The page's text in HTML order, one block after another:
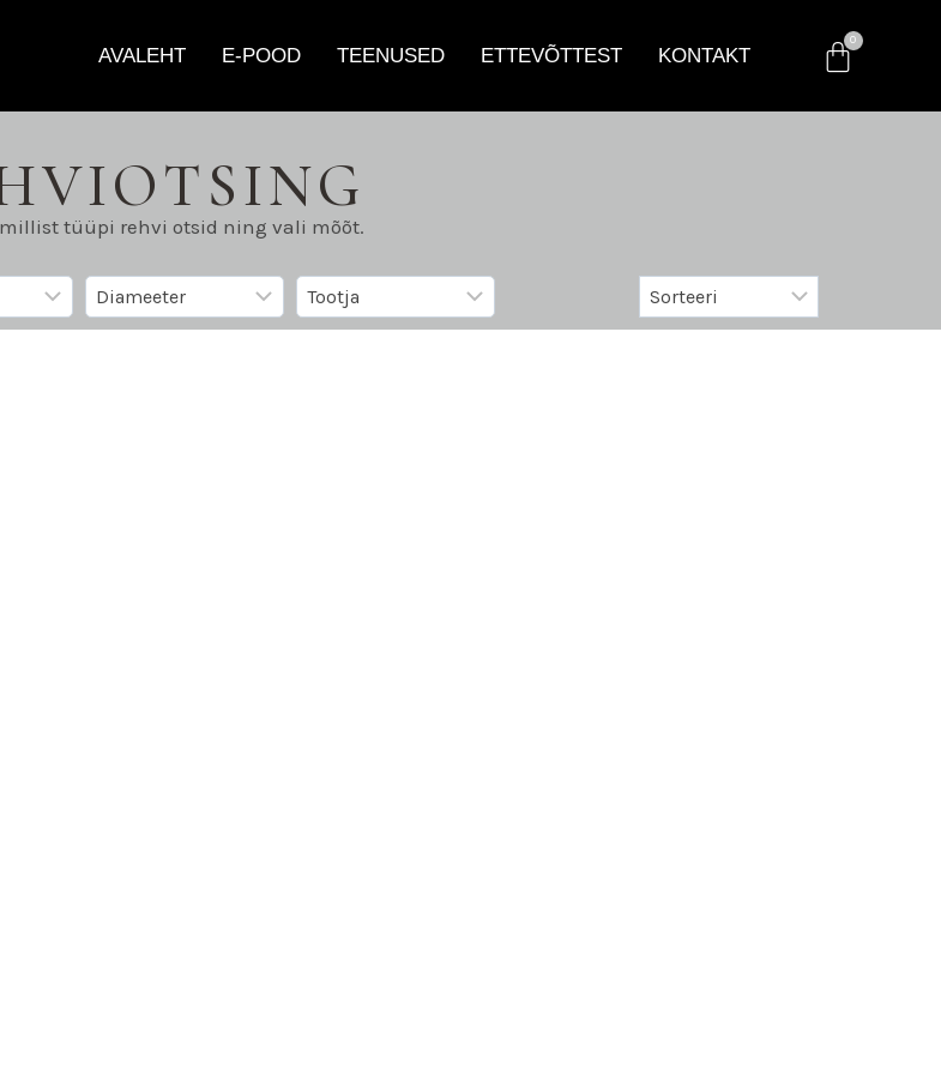
AVALEHT E-POOD TEENUSED ETTEVÕTTEST KONTAKT
tüüpi rehvi otsid ning vali mõõt.